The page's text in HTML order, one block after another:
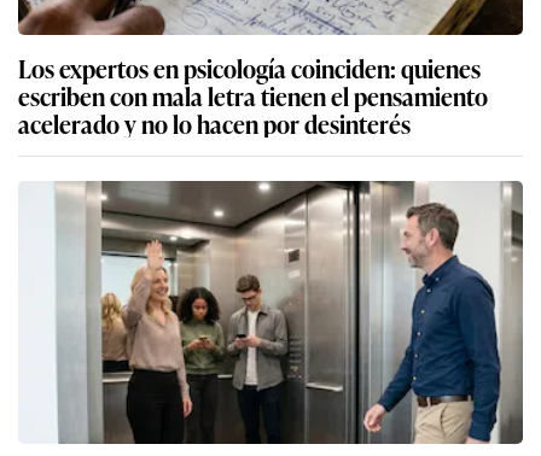
Los expertos en psicología coinciden: quienes
escriben con mala letra tienen el pensamiento
acelerado y no lo hacen por desinterés